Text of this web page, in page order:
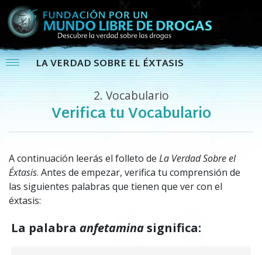
LA VERDAD SOBRE EL ÉXTASIS
2. Vocabulario
Verifica tu Vocabulario
A continuación leerás el folleto de La Verdad Sobre el
Éxtasis. Antes de empezar, verifica tu comprensión de
las siguientes palabras que tienen que ver con el
éxtasis:
La palabra anfetaminasignifica: